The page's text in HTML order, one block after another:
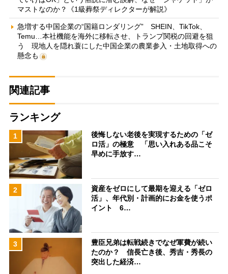
マストなのか？《1級葬祭ディレクターが解説》
急増する中国企業の“国籍ロンダリング” SHEIN、TikTok、
Temu…本社機能を海外に移転させ、トランプ関税の回避を狙
う 現地人を隠れ蓑にした中国企業の農業参入・土地取得への
懸念も
関連記事
ランキング
1
後悔しない老後を実現するための「ゼ
ロ活」の極意 「思い入れある品こそ
早めに手放す…
2
資産をゼロにして最期を迎える「ゼロ
活」、年代別・計画的にお金を使うポ
イント 6…
3
豊臣兄弟は転戦続きでなぜ軍費が続い
たのか？ 信長亡き後、秀吉・秀長の
突出した経済…